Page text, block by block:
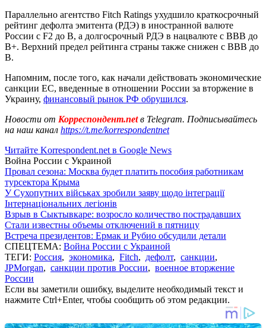
Параллельно агентство Fitch Ratings ухудшило краткосрочный
рейтинг дефолта эмитента (РДЭ) в иностранной валюте
России с F2 до В, а долгосрочный РДЭ в нацвалюте с ВВВ до
В+. Верхний предел рейтинга страны также снижен с ВВВ до
В.
Напомним, после того, как начали действовать экономические
санкции ЕС, введенные в отношении России за вторжение в
Украину, финансовый рынок РФ обрушился.
Новости от Корреспондент.netв Telegram. Подписывайтесь
на наш канал https://t.me/korrespondentnet
Читайте Korrespondent.net в Google News
Война России с Украиной
Провал сезона: Москва будет платить пособия работникам
турсектора Крыма
У Сухопутних військах зробили заяву щодо інтеграції
Інтернаціональних легіонів
Взрыв в Сыктывкаре: возросло количество пострадавших
Стали известны объемы отключений в пятницу
Встреча президентов: Ермак и Рубио обсудили детали
СПЕЦТЕМА: Война России с Украиной
ТЕГИ: Россия, экономика, Fitch, дефолт, санкции,
JPMorgan, санкции против России, военное вторжение
России
Если вы заметили ошибку, выделите необходимый текст и
нажмите Ctrl+Enter, чтобы сообщить об этом редакции.